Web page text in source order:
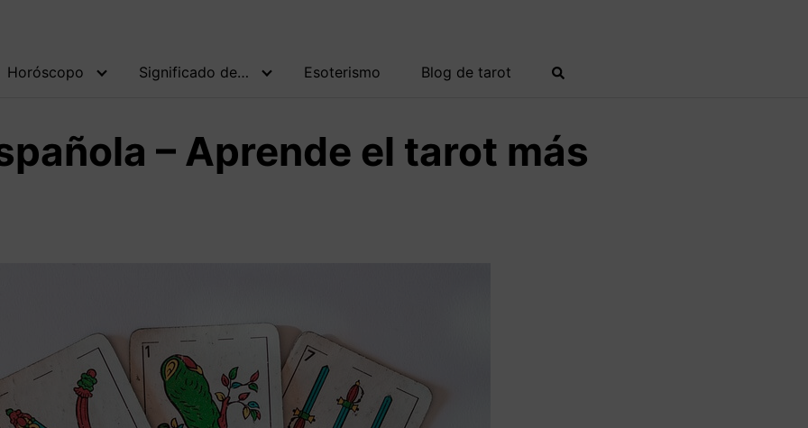
Horóscopo Significado de… Esoterismo Blog de tarot
– Aprende el tarot más